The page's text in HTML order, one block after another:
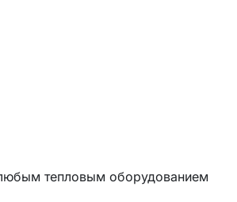
тепловым оборудованием